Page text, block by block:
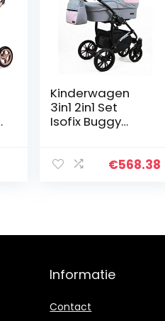
Kinderwagen
3in1 2in1 Set
Isofix Buggy
SaintBaby Light
€568.38
Informatie
Contact